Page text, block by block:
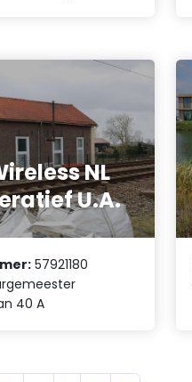
NL
U.A.
57921180
40 A